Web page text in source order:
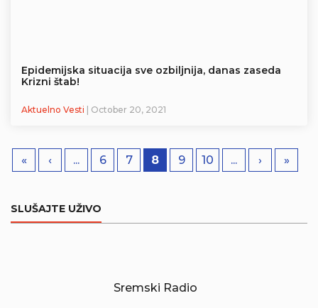
Epidemijska situacija sve ozbiljnija, danas zaseda
Krizni štab!
Aktuelno Vesti | October 20, 2021
« ‹ ... 6 7 8 9 10 ... › »
SLUŠAJTE UŽIVO
Sremski Radio